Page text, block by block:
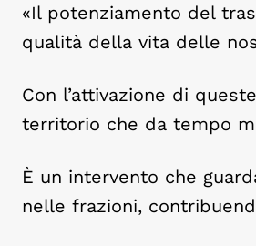
«Il potenziamento del
qualità della vita delle
Con l’attivazione di
territorio che da tempo
È un intervento che
nelle frazioni,